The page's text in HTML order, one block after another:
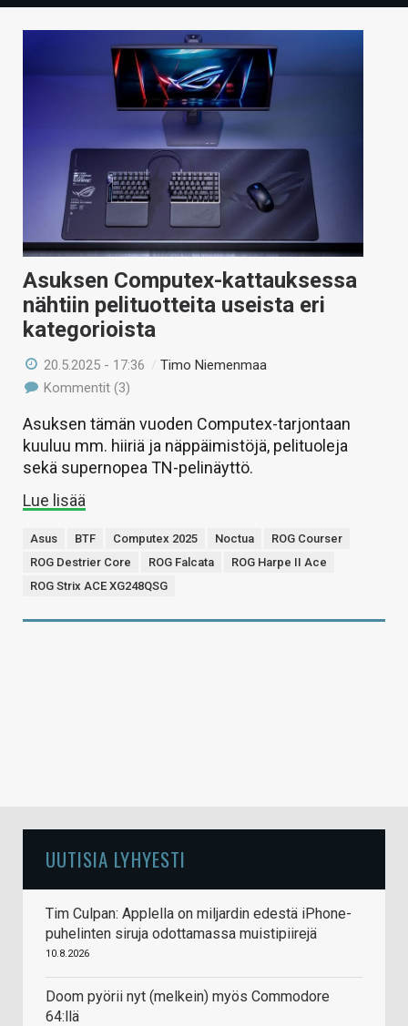
TECHBBS
VAIHDA TEEMA
HAKU
Asuksen Computex-kattauksessa
nähtiin pelituotteita useista eri
kategorioista
20.5.2025 - 17:36 /Timo Niemenmaa
Kommentit (3)
Asuksen tämän vuoden Computex-tarjontaan
kuuluu mm. hiiriä ja näppäimistöjä, pelituoleja
sekä supernopea TN-pelinäyttö.
Lue lisää
Asus BTF Computex 2025 Noctua
ROG Courser
ROG Destrier Core
ROG Falcata
ROG Harpe II Ace
ROG Strix ACE XG248QSG
UUTISIA LYHYESTI
Tim Culpan: Applella on miljardin edestä iPhone-
puhelinten siruja odottamassa muistipiirejä
10.8.2026
Doom pyörii nyt (melkein) myös Commodore
64:llä